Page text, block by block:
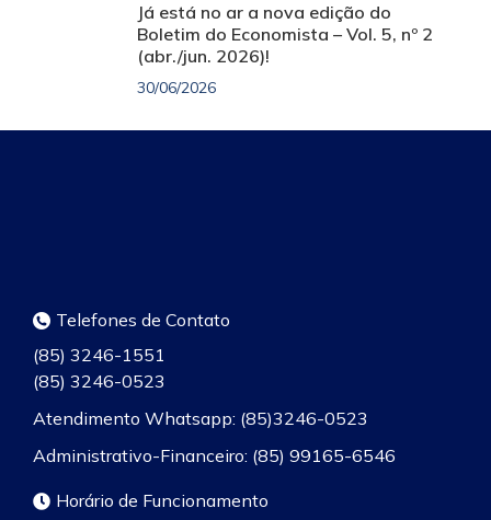
Já está no ar a nova edição do
Boletim do Economista – Vol. 5, nº 2
(abr./jun. 2026)!
30/06/2026
Telefones de Contato
(85) 3246-1551
(85) 3246-0523
Atendimento Whatsapp: (85)3246-0523
Administrativo-Financeiro: (85) 99165-6546
Horário de Funcionamento